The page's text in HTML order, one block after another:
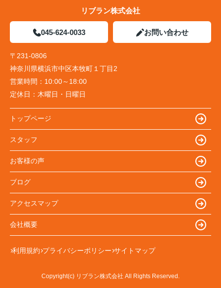
リブラン株式会社
045-624-0033 お問い合わせ
〒231-0806
神奈川県横浜市中区本牧町１丁目2
営業時間： 10:00～18:00
定休日： 木曜日・日曜日
トップページ
スタッフ
お客様の声
ブログ
アクセスマップ
会社概要
利用規約 プライバシーポリシー サイトマップ
Copyright(c) リブラン株式会社 All Rights Reserved.